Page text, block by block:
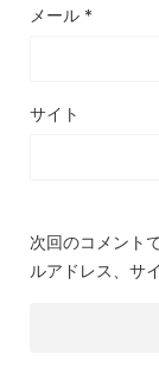
メール *
サイト
次回のコメント
ルアドレス、サ